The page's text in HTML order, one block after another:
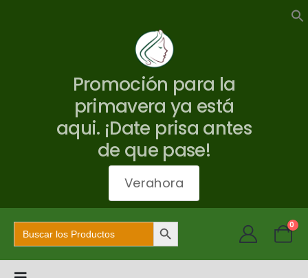
Promoción para la
primavera ya está
aqui. ¡Date prisa antes
de que pase!
Verahora
Buscar: Botón de búsqueda 0